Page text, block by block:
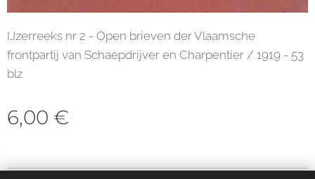
IJzerreeks nr 2 - Open brieven der Vlaamsche
frontpartij van Schaepdrijver en Charpentier / 1919 - 53
blz
6,00 €